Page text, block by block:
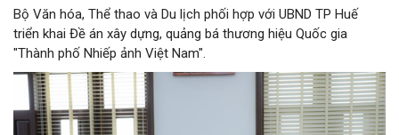
Bộ Văn hóa, Thể thao và Du lịch phối hợp với UBND TP Huế
triển khai Đề án xây dựng, quảng bá thương hiệu Quốc gia
"Thành phố Nhiếp ảnh Việt Nam".